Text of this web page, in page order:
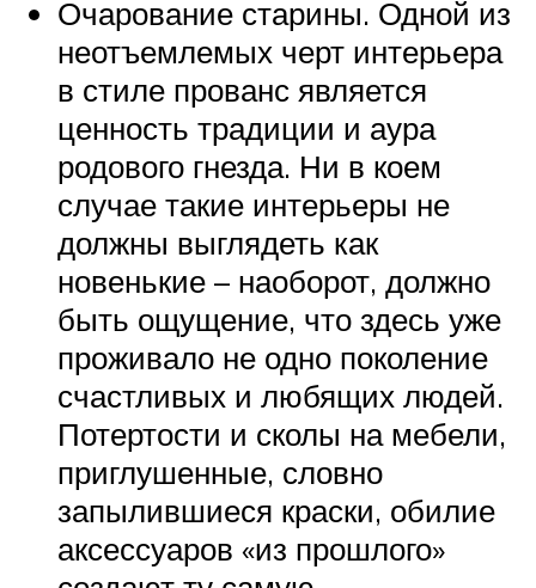
Очарование старины. Одной из
неотъемлемых черт интерьера
в стиле прованс является
ценность традиции и аура
родового гнезда. Ни в коем
случае такие интерьеры не
должны выглядеть как
новенькие – наоборот, должно
быть ощущение, что здесь уже
проживало не одно поколение
счастливых и любящих людей.
Потертости и сколы на мебели,
приглушенные, словно
запылившиеся краски, обилие
аксессуаров «из прошлого»